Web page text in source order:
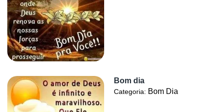
Bom dia
Categoria: Bom Dia